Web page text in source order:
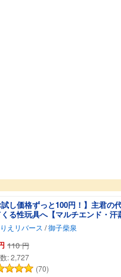
試し価格ずっと100円！】主君
くる性玩具へ【マルチエンド・汗
えリバース /御子柴泉
110 円
:2,727
(70)